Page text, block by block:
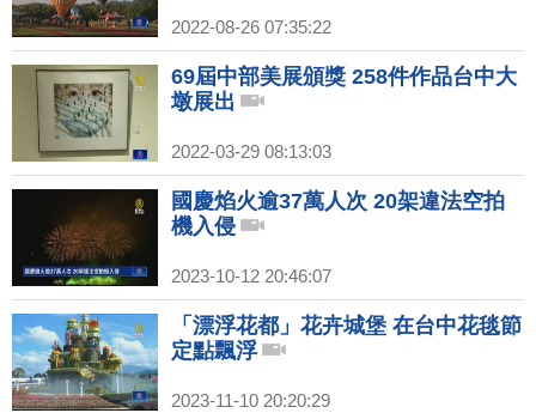
2022-08-26 07:35:22
69屆中部美展頒獎 258件作品台中大
墩展出
2022-03-29 08:13:03
國慶焰火逾37萬人次 20架違法空拍
機入侵
2023-10-12 20:46:07
「漂浮花都」花卉城堡 在台中花毯節
定點飄浮
2023-11-10 20:20:29